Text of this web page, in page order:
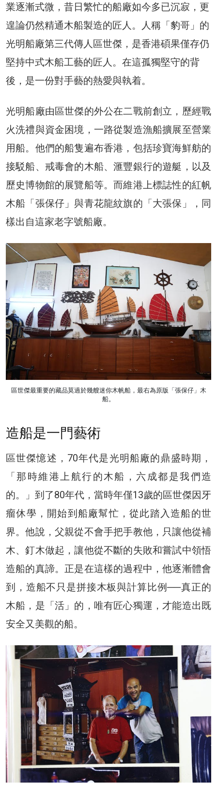
業逐漸式微，昔日繁忙的船廠如今多已沉寂，更
遑論仍然精通木船製造的匠人。人稱「豹哥」的
光明船廠第三代傳人區世傑，是香港碩果僅存仍
堅持中式木船工藝的匠人。在這孤獨堅守的背
後，是一份對手藝的熱愛與執着。
光明船廠由區世傑的外公在二戰前創立，歷經戰
火洗禮與資金困境，一路從製造漁船擴展至營業
用船。他們的船隻遍布香港，包括珍寶海鮮舫的
接駁船、戒毒會的木船、滙豐銀行的遊艇，以及
歷史博物館的展覽船等。而維港上標誌性的紅帆
木船「張保仔」與青花龍紋旗的「大張保」，同
樣出自這家老字號船廠。
區世傑最重要的藏品莫過於幾艘迷你木帆船，最右為原版「張保仔」木
船。
造船是一門藝術
區世傑憶述，70年代是光明船廠的鼎盛時期，
「那時維港上航行的木船，六成都是我們造
的。」到了80年代，當時年僅13歲的區世傑因牙
瘤休學，開始到船廠幫忙，從此踏入造船的世
界。他說，父親從不會手把手教他，只讓他從補
木、釘木做起，讓他從不斷的失敗和嘗試中領悟
造船的真諦。正是在這樣的過程中，他逐漸體會
到，造船不只是拼接木板與計算比例──真正的
木船，是「活」的，唯有匠心獨運，才能造出既
安全又美觀的船。